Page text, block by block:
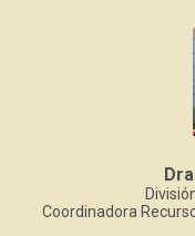
Coordinadora